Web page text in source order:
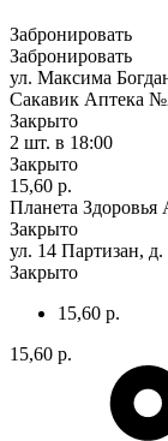
Забронировать
Забронировать
ул. Максима
Сакавик Аптека
Закрыто
2 шт. в 18:00
Закрыто
15,60 р.
Планета
Закрыто
ул. 14 Партизан,
Закрыто
15,60 р.
15,60 р.